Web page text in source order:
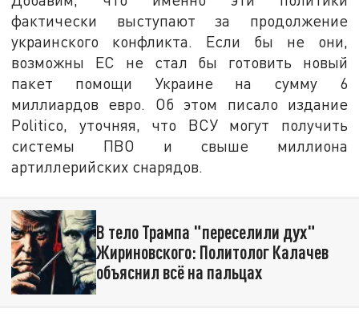
фактически выступают за продолжение
украинского конфликта. Если бы не они,
возможны ЕС не стал бы готовить новый
пакет помощи Украине на сумму 6
миллиардов евро. Об этом писало издание
Politico, уточняя, что ВСУ могут получить
системы ПВО и свыше миллиона
артиллерийских снарядов.
В тело Трампа "переселили дух"
Жириновского: Политолог Калачев
объяснил всё на пальцах